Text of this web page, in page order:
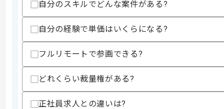
スキル
・Flutterを用いたアプリ開発実務経験
・Riverpod、Provider等の状態管理ライ
・MVVM、Clean Architecture等のアー
・Androidアプリ開発経験
・ネイティブアプリからFlutterへのリプ
・CI/CD環境の構築、運用経験
自分のスキルでどんな案件がある?
自分の経験で単価はいくらになる?
フルリモートで参画できる?
どれくらい裁量権がある?
正社員求人との違いは?